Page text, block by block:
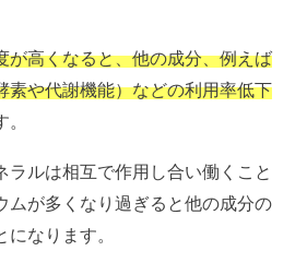
が高くなると、他の成分、例えば
素や代謝機能）などの利用率低下
ラルは相互で作用し合い働くこと
ムが多くなり過ぎると他の成分の
なります。